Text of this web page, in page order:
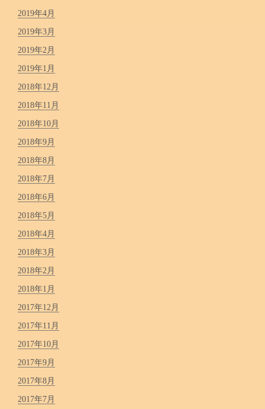
2019年4月
2019年3月
2019年2月
2019年1月
2018年12月
2018年11月
2018年10月
2018年9月
2018年8月
2018年7月
2018年6月
2018年5月
2018年4月
2018年3月
2018年2月
2018年1月
2017年12月
2017年11月
2017年10月
2017年9月
2017年8月
2017年7月